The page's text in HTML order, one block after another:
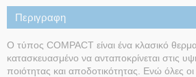
Περιγραφη
Ο τύπος COMPACT είναι ένα κλασικό
κατασκευασμένο να ανταποκρίνεται στις
ποιότητας και αποδοτικότητας. Ενώ όλες οι